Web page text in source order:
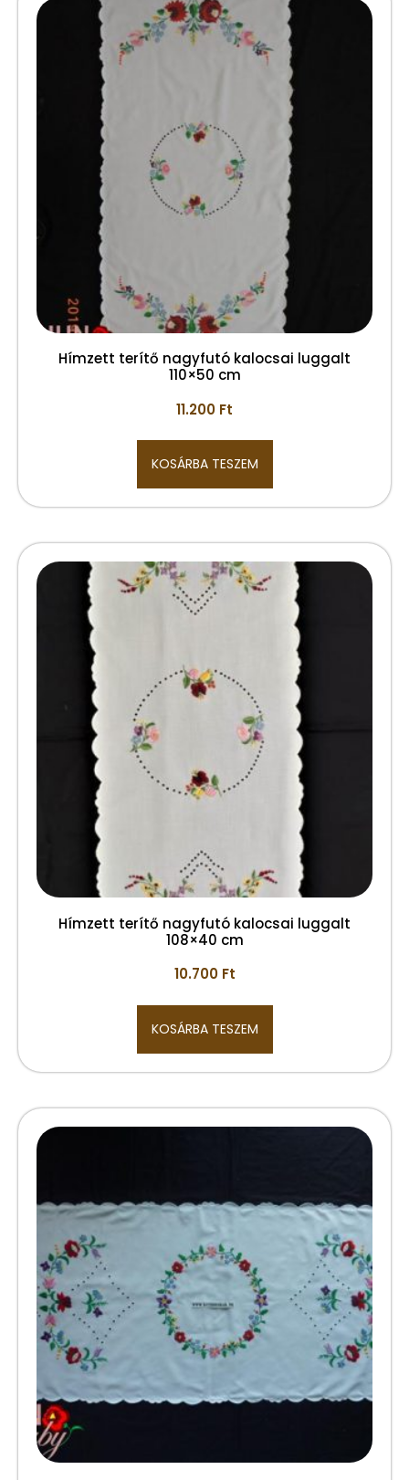
Hímzett terítő nagyfutó kalocsai luggalt
110×50 cm
11.200 Ft
KOSÁRBA TESZEM
Hímzett terítő nagyfutó kalocsai luggalt
108×40 cm
10.700 Ft
KOSÁRBA TESZEM